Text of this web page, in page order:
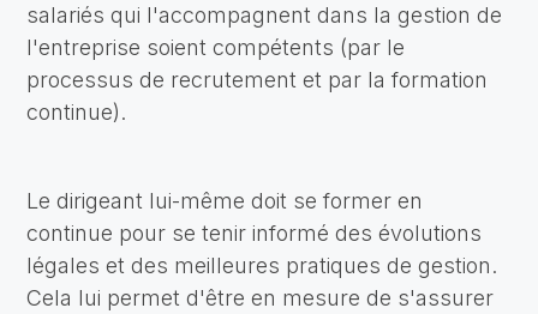
salariés qui l'accompagnent dans la gestion de
l'entreprise soient compétents (par le
processus de recrutement et par la formation
continue).
Le dirigeant lui-même doit se former en
continue pour se tenir informé des évolutions
légales et des meilleures pratiques de gestion.
Cela lui permet d'être en mesure de s'assurer